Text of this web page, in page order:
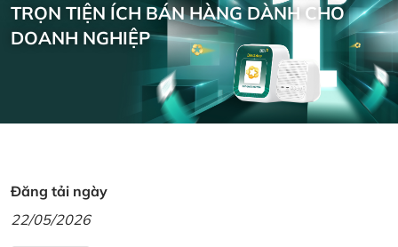
TRỌN TIỆN ÍCH BÁN HÀNG DÀNH CHO
DOANH NGHIỆP
Đăng tải ngày
22/05/2026